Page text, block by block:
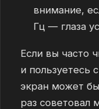
внимание,
Гц — глаза
Если вы часто
и пользуетесь
экран может
раз советовал